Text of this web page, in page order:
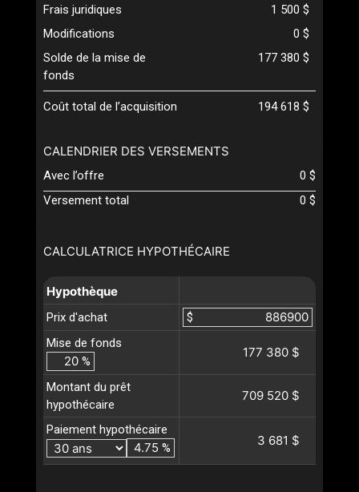
CALCULATRICE HYPOTHÉCAIRE
Hypothèque
Prix d'achat
$
Mise de fonds
%
177 380 $
Montant du prêt
hypothécaire
709 520 $
Paiement hypothécaire
%
3 681 $
Frais juridiques
1 500 $
Modifications
0 $
Solde de la mise de
fonds
177 380 $
Coût total de l’acquisition 194 618 $
CALENDRIER DES VERSEMENTS
Avec l’offre
0 $
Versement total
0 $